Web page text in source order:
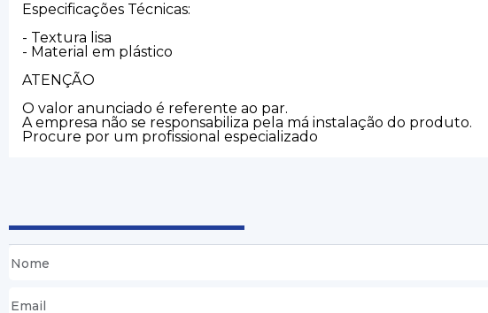
Especificações Técnicas:
- Textura lisa
- Material em plástico
ATENÇÃO
O valor anunciado é referente ao par.
A empresa não se responsabiliza pela má instalação do produto.
Procure por um profissional especializado